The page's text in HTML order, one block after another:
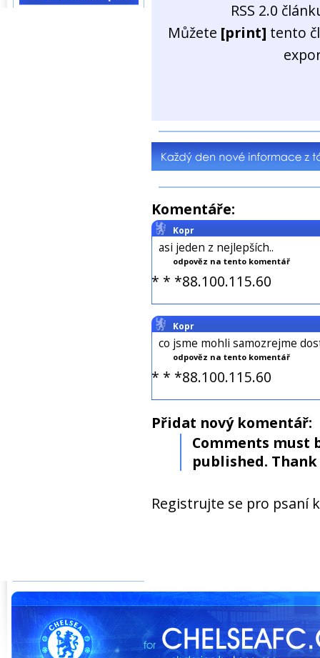
RSS 2.0
Můžete [print] tento
Komentáře:
Kopr
asi jeden z nejlepších..
odpověz na tento komentář
* * *88.100.115.60
Kopr
co jsme mohli samozrejme
odpověz na tento komentář
* * *88.100.115.60
Přidat nový komentář:
Comments must
published. Thank
Registrujte se pro psaní